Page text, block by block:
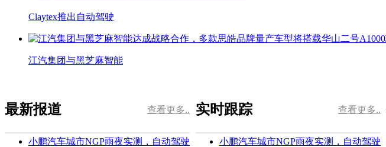
Claytex推出自动驾驶
江汽集团与黑芝麻智能
查看更多..
最新报道
小鹏汽车城市NGP雨夜实测，自动驾驶
查看更多..
实时跟踪
小鹏汽车城市NGP雨夜实测，自动驾驶